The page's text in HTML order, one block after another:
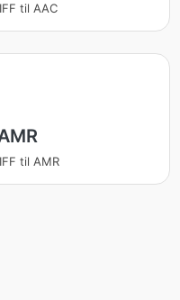
til AAC
til AMR